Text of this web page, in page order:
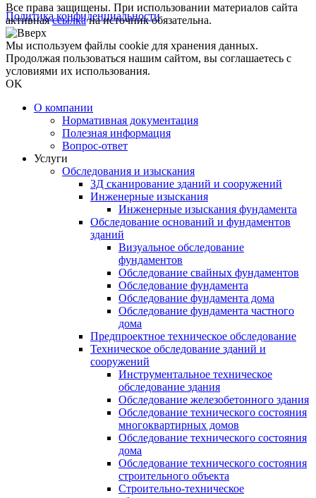
Политика конфиденциальности
Все права защищены. При использовании материалов сайта
активнаяссылкана источник обязательна.
Мы используем файлы cookie для хранения данных.
Продолжая пользоваться нашим сайтом, вы соглашаетесь с
условиями их использования.
OK
О компании
Нормативная документация
Полезная информация
Вопрос-ответ
Услуги
Обследования и изыскания
3Д сканирование зданий и сооружений
Инженерные изыскания
Инженерные изыскания фундамента
Обследование оснований и фундаментов
зданий
Визуальное обследование
фундаментов
Обследование свайных фундаментов
Обследование фундамента
Обследование фундамента дома
Обследование фундамента частного
дома
Предпроектное техническое обследование
Техническое обследование зданий и
сооружений
Инструментальное техническое
обследование здания
Обследование железобетонного здания
Обследование технического состояния
многоквартирных домов
Обследование технического состояния
дома
Обследование технического состояния
строительного объекта
Строительно-техническое